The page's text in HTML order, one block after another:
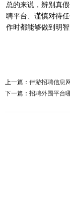
总的来说，辨别真
聘平台、谨慎对待
作时都能够做到明
上一篇： 伴游招聘信息
下一篇： 招聘外围平台